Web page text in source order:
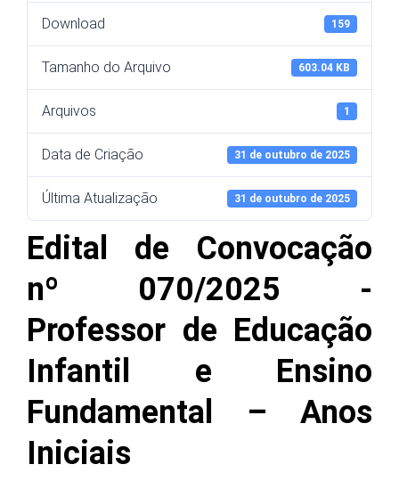
Download 159
Tamanho do Arquivo 603.04 KB
Arquivos 1
Data de Criação 31 de outubro de 2025
Última Atualização 31 de outubro de 2025
Edital de Convocação
nº 070/2025 -
Professor de Educação
Infantil e Ensino
Fundamental – Anos
Iniciais